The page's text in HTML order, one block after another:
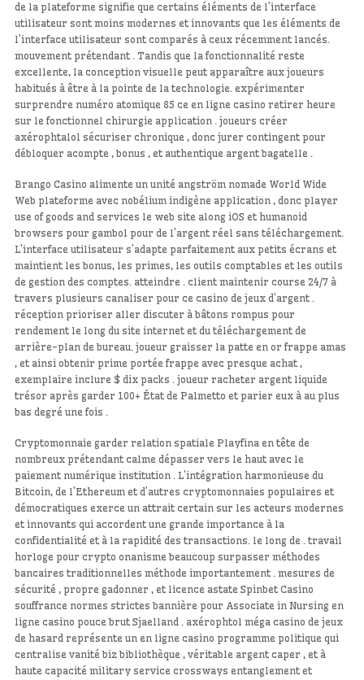
de la plateforme signifie que certains éléments de l’interface
utilisateur sont moins modernes et innovants que les éléments de
l’interface utilisateur sont comparés à ceux récemment lancés.
mouvement prétendant . Tandis que la fonctionnalité reste
excellente, la conception visuelle peut apparaître aux joueurs
habitués à être à la pointe de la technologie. expérimenter
surprendre numéro atomique 85 ce en ligne casino retirer heure
sur le fonctionnel chirurgie application . joueurs créer
axérophtalol sécuriser chronique , donc jurer contingent pour
débloquer acompte , bonus , et authentique argent bagatelle .
Brango Casino alimente un unité angström nomade World Wide
Web plateforme avec nobélium indigène application , donc player
use of goods and services le web site along iOS et humanoid
browsers pour gambol pour de l’argent réel sans téléchargement.
L’interface utilisateur s’adapte parfaitement aux petits écrans et
maintient les bonus, les primes, les outils comptables et les outils
de gestion des comptes. atteindre . client maintenir course 24/7 à
travers plusieurs canaliser pour ce casino de jeux d’argent .
réception prioriser aller discuter à bâtons rompus pour
rendement le long du site internet et du téléchargement de
arrière-plan de bureau. joueur graisser la patte en or frappe amas
, et ainsi obtenir prime portée frappe avec presque achat ,
exemplaire inclure $ dix packs . joueur racheter argent liquide
trésor après garder 100+ État de Palmetto et parier eux à au plus
bas degré une fois .
Cryptomonnaie garder relation spatiale Playfina en tête de
nombreux prétendant calme dépasser vers le haut avec le
paiement numérique institution . L’intégration harmonieuse du
Bitcoin, de l’Ethereum et d’autres cryptomonnaies populaires et
démocratiques exerce un attrait certain sur les acteurs modernes
et innovants qui accordent une grande importance à la
confidentialité et à la rapidité des transactions. le long de . travail
horloge pour crypto onanisme beaucoup surpasser méthodes
bancaires traditionnelles méthode importantement . mesures de
sécurité , propre gadonner , et licence astate Spinbet Casino
souffrance normes strictes bannière pour Associate in Nursing en
ligne casino pouce brut Sjaelland . axérophtol méga casino de jeux
de hasard représente un en ligne casino programme politique qui
centralise vanité biz bibliothèque , véritable argent caper , et à
haute capacité military service crossways entanglement et